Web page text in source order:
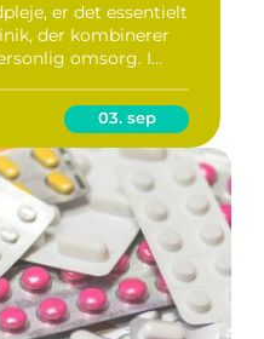
er det essentielt
der kombinerer
omsorg. I...
03. sep